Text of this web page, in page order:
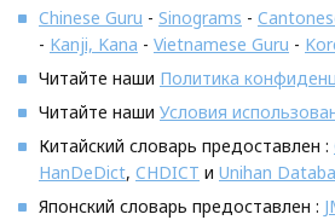
Chinese Guru - Sinograms -
- Kanji, Kana - Vietnamese Guru -
Читайте наши Политика
Читайте наши Условия
Китайский словарь предоставлен :
HanDeDict, CHDICT и Unihan
Японский словарь предоставлен :